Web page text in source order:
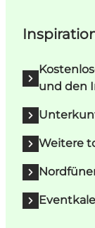
und den
Weitere